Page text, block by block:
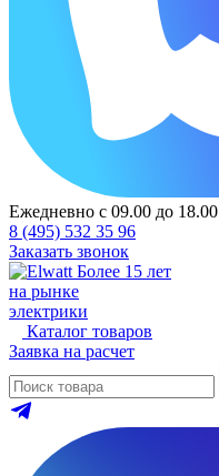
Ежедневно с 09.00 до 18.00
8 (495) 532 35 96
Заказать звонок
Более 15 лет
на рынке
электрики
Каталог товаров
Заявка на расчет